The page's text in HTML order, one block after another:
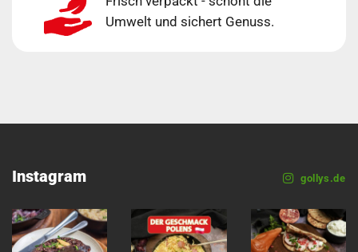
Umwelt und sichert Genuss.
Instagram gollys.de